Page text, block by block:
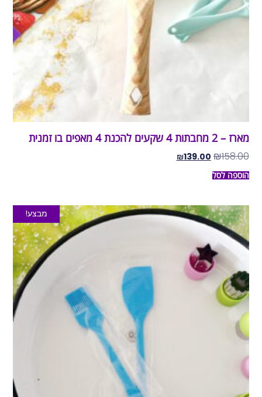
מארז – 2 מחבתות 4 שקעים להכנת 4 מאפים בו זמנית
₪158.00
₪139.00
הוספה לסל
מבצע!